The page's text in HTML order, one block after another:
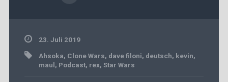
23. Juli 2019
Ahsoka, Clone Wars, dave filoni, deutsch, kevin,
maul, Podcast, rex, Star Wars